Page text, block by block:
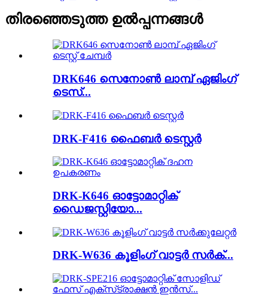
തിരഞ്ഞെടുത്ത ഉൽപ്പന്നങ്ങൾ
DRK646 സെനോൺ ലാമ്പ് ഏജിംഗ്
ടെസ്...
DRK-F416 ഫൈബർ ടെസ്റ്റർ
DRK-K646 ഓട്ടോമാറ്റിക്
ഡൈജസ്റ്റിയോ...
DRK-W636 കൂളിംഗ് വാട്ടർ സർക്...